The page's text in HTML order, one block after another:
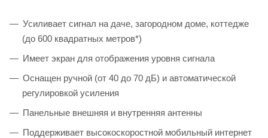
Усиливает сигнал на даче, загородном доме, коттедже
(до 600 квадратных метров*)
Имеет экран для отображения уровня сигнала
Оснащен ручной (от 40 до 70 дБ) и автоматической
регулировкой усиления
Панельные внешняя и внутренняя антенны
Поддерживает высокоскоростной мобильный интернет